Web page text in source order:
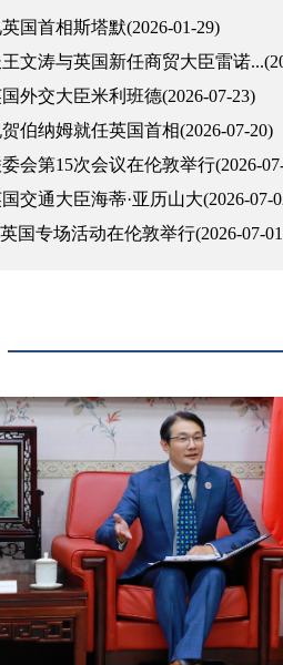
国首相斯塔默(2026-01-29)
文涛与英国新任商贸大臣雷诺
外交大臣米利班德(2026-07-23)
伯纳姆就任英国首相(2026-07-20)
会第15次会议在伦敦举行(2026-
交通大臣海蒂·亚历山大(2026-07-
国专场活动在伦敦举行(2026-07-